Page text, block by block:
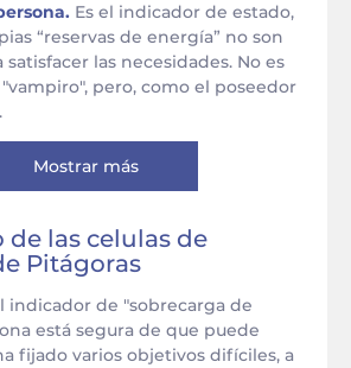
Es el indicador de estado,
“reservas de energía” no son
las necesidades. No es
pero, como el poseedor
Mostrar más
las celulas de
Pitágoras
indicador de "sobrecarga de
está segura de que puede
fijado varios objetivos difíciles, a